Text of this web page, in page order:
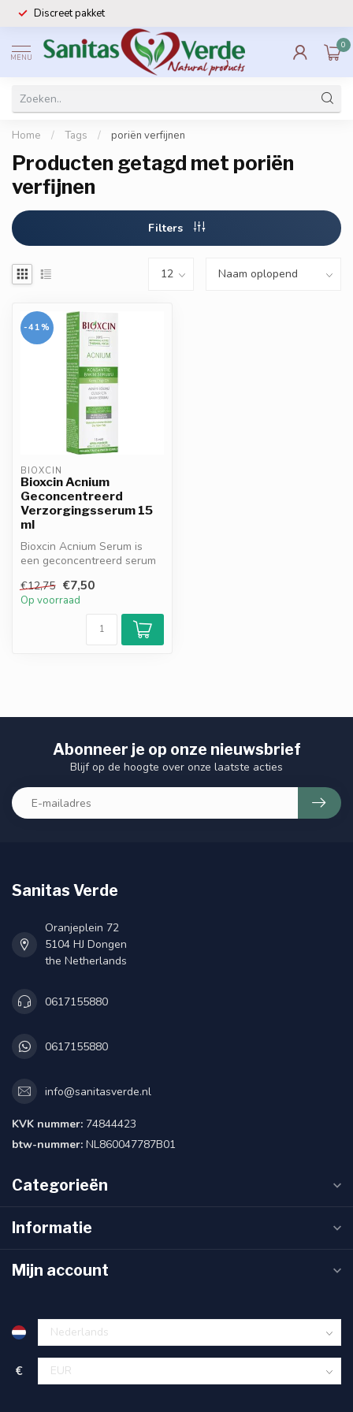
Discreet pakket
MENU
0
Home / Tags / poriën verfijnen
Producten getagd met poriën
verfijnen
Filters
-41%
BIOXCIN
Bioxcin Acnium
Geconcentreerd
Verzorgingsserum 15
ml
Bioxcin Acnium Serum is
een geconcentreerd serum
acnegevoelige hu...
€12,75 €7,50
Op voorraad
Abonneer je op onze nieuwsbrief
Blijf op de hoogte over onze laatste acties
Sanitas Verde
Oranjeplein 72
5104 HJ Dongen
the Netherlands
0617155880
0617155880
info@sanitasverde.nl
KVK nummer: 74844423
btw-nummer: NL860047787B01
Categorieën
Informatie
Mijn account
€